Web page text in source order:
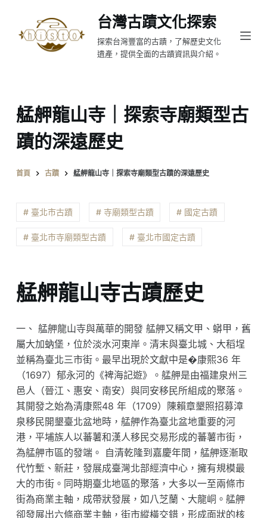
至
台灣古蹟文化探索
探索台灣豐富的古蹟，了解歷史文化
遺產，提供全面的古蹟資訊與介紹。
艋舺龍山寺｜探索寺廟類型古
蹟的深遠歷史
首頁 古蹟 艋舺龍山寺｜探索寺廟類型古蹟的深遠歷史
# 臺北市古蹟 # 寺廟類型古蹟 # 國定古蹟
# 臺北市寺廟類型古蹟 # 臺北市國定古蹟
艋舺龍山寺古蹟歷史
一、 艋舺龍山寺與萬華的開發 艋舺又稱文甲、蟒甲，舊
屬大加蚋堡，位於淡水河東岸。清末與臺北城、大稻埕
並稱為臺北三市街。最早出現於文獻中是�康熙36 年
（1697）郁永河的《裨海記遊》。艋舺是由福建泉州三
邑人（晉江、惠安、南安）與同安移民所組成的聚落。
其開發之始為清康熙48 年（1709）陳賴章墾照招募漳
泉移民開墾臺北盆地時，艋舺作為臺北盆地重要的河
港，平埔族人以蕃薯和漢人移民交易形成的蕃薯市街，
為艋舺市區的發端。 自清乾隆到嘉慶年間，艋舺逐漸取
代竹塹、新莊，發展成臺灣北部經濟中心，擁有規模最
大的市街。同時期臺北地區的聚落，大多以一至兩條市
街為商業主軸，成帶狀發展，如八芝蘭、大龍峒。艋舺
卻發展出六條商業主軸，街市縱橫交錯，形成面狀的核